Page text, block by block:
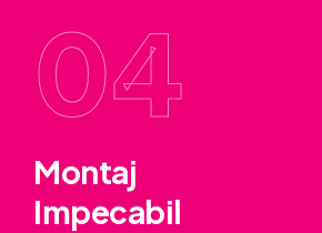
04
Montaj
Impecabil